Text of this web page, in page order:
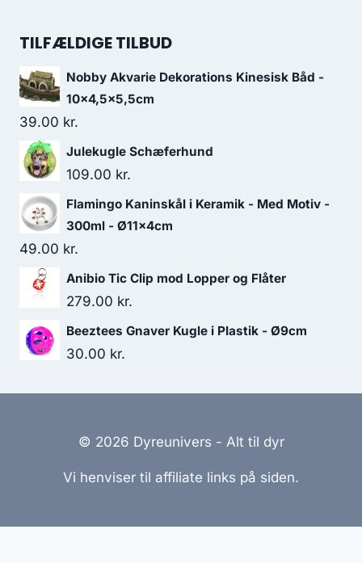
pris
26.25 kr..
pris
22.50 kr..
TILFÆLDIGE TILBUD
Nobby Akvarie Dekorations Kinesisk Båd -
10x4,5x5,5cm
39.00 kr.
Julekugle Schæferhund
109.00 kr.
Flamingo Kaninskål i Keramik - Med Motiv -
300ml - Ø11x4cm
49.00 kr.
Anibio Tic Clip mod Lopper og Flåter
279.00 kr.
Beeztees Gnaver Kugle i Plastik - Ø9cm
30.00 kr.
© 2026 Dyreunivers - Alt til dyr
Vi henviser til affiliate links på siden.